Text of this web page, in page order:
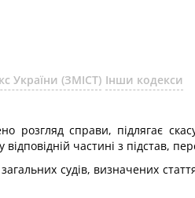
України (ЗМІСТ) Інши кодекси
розгляд справи, підлягає
частині з підстав,
судів, визначених